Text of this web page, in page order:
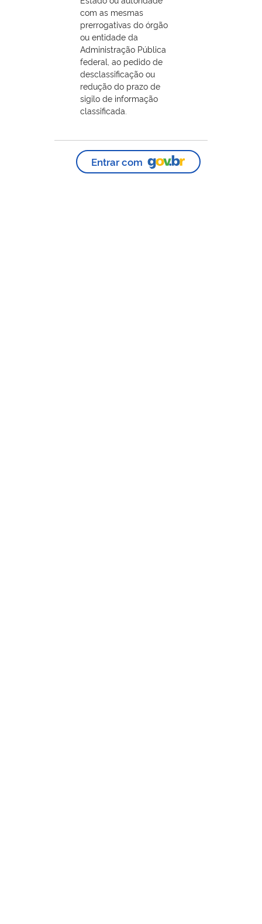
com as mesmas
prerrogativas do órgão
ou entidade da
Administração Pública
federal, ao pedido de
desclassificação ou
redução do prazo de
sigilo de informação
classificada.
Entrar com